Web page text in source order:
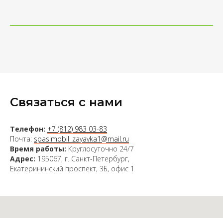
Связаться с нами
Телефон: +7 (812) 983 03-83
Почта: spasimobil_zayavka1@mail.ru
Время работы: Круглосуточно 24/7
Адрес: 195067, г. Санкт-Петербург,
Екатерининский проспект, 3Б, офис 1